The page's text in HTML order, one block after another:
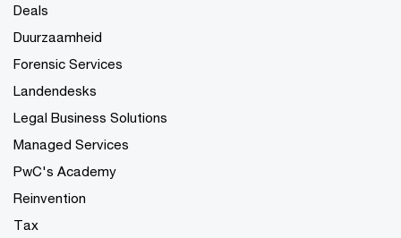
Deals
Duurzaamheid
Forensic Services
Landendesks
Legal Business Solutions
Managed Services
PwC's Academy
Reinvention
Tax